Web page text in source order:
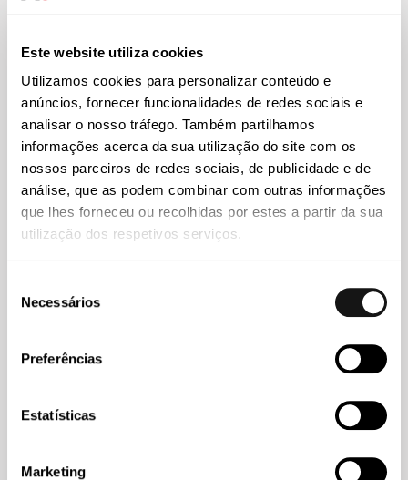
Este website utiliza cookies
Utilizamos cookies para personalizar conteúdo e
anúncios, fornecer funcionalidades de redes sociais e
analisar o nosso tráfego. Também partilhamos
informações acerca da sua utilização do site com os
nossos parceiros de redes sociais, de publicidade e de
análise, que as podem combinar com outras informações
que lhes forneceu ou recolhidas por estes a partir da sua
utilização dos respetivos serviços.
Necessários
Preferências
Estatísticas
Marketing
29 JUL 2026 Abreu
Helder Galvão apresenta caso de inovação jurídica em
congresso latino-americano